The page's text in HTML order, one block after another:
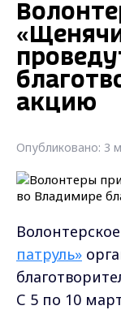
акцию
Опубликовано: 3
патруль»
С 5 по 10